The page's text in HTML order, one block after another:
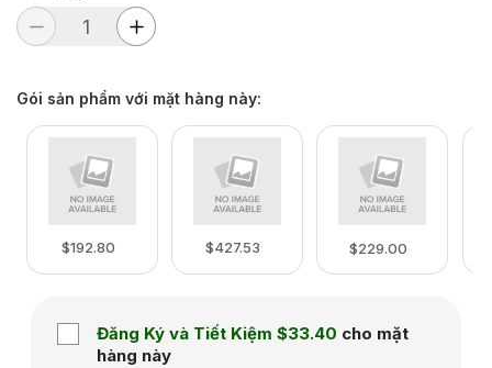
Gói sản phẩm với mặt hàng này:
$192.80 $427.53 $229.00
Đăng Ký và Tiết Kiệm $33.40 cho mặt
hàng này